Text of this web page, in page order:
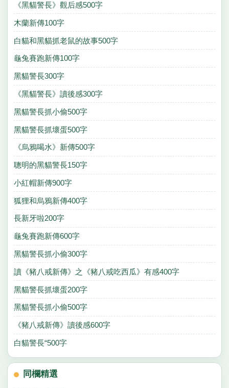
《黑貓警長》觀后感500字
木蘭新傳100字
白貓和黑貓抓老鼠的故事500字
龜兔賽跑新傳100字
黑貓警長300字
《黑貓警長》讀後感300字
黑貓警長抓小偷500字
黑貓警長抓壞蛋500字
《烏鴉喝水》新傳500字
聰明的黑貓警長150字
小紅帽新傳900字
狐狸和烏鴉新傳400字
長新牙啦200字
龜兔賽跑新傳600字
黑貓警長抓小偷300字
讀《豬八戒新傳》之《豬八戒吃西瓜》有感400字
黑貓警長抓壞蛋200字
黑貓警長抓小偷500字
《豬八戒新傳》讀後感600字
白貓警長“500字
同欄精選